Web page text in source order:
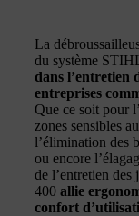
La
du système
dans l’entretien
entreprises
Que ce soit pour
zones sensibles
l’élimination des
ou encore
de l’entretien
400 allie
confort